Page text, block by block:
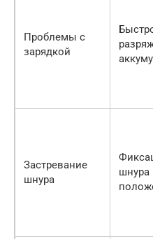
Проблемы с
зарядкой
Застревание
шнура
шнура